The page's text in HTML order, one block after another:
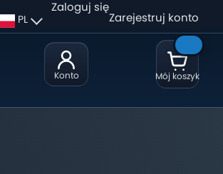
Konto
PL
Zaloguj się
Zarejestruj konto
Mój koszyk